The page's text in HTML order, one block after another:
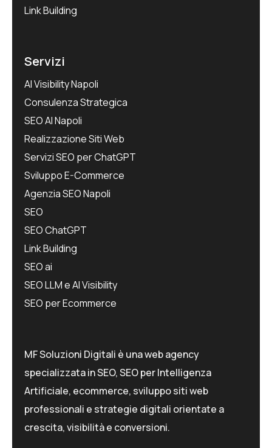
Link Building
Servizi
AI Visibility Napoli
Consulenza Strategica
SEO AI Napoli
Realizzazione Siti Web
Servizi SEO per ChatGPT
Sviluppo E-Commerce
Agenzia SEO Napoli
SEO
SEO ChatGPT
Link Building
SEO ai
SEO LLM e AI Visibility
SEO per Ecommerce
MF Soluzioni Digitali è una web agency
specializzata in SEO, SEO per Intelligenza
Artificiale, ecommerce, sviluppo siti web
professionali e strategie digitali orientate a
crescita, visibilità e conversioni.